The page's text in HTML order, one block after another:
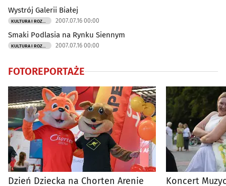
Uroda(625)
Rodzina(203)
Motoryzacja(769)
Dom(875)
Kryminalne (4576)
Drogówka (2463)
Turystyka(182)
Wystrój Galerii Białej
KULTURA I ROZRYWKA 2007.07.16 00:00
Smaki Podlasia na Rynku Siennym
KULTURA I ROZRYWKA 2007.07.16 00:00
FOTOREPORTAŻE
Dzień Dziecka na Chorten Arenie Koncert